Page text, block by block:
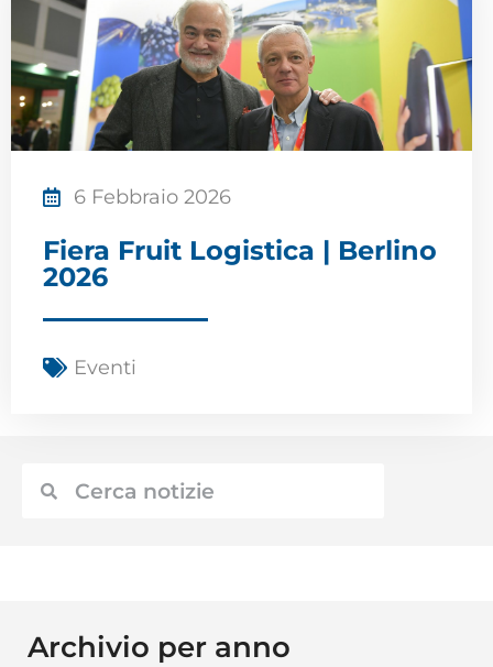
6 Febbraio 2026
Fiera Fruit Logistica | Berlino
2026
Eventi
Archivio per anno